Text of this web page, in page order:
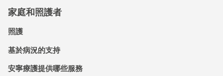
家庭和照護者
照護
基於病況的支持
安寧療護提供哪些服務